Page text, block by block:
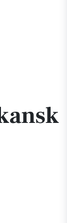
nørklecafé i